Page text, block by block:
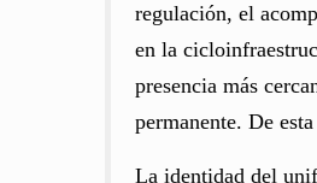
regulación, el
en la
presencia más
permanente. De
La identidad del